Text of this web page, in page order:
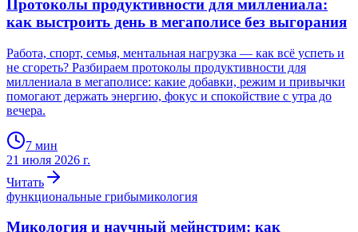
Протоколы продуктивности для миллениала:
как выстроить день в мегаполисе без выгорания
Работа, спорт, семья, ментальная нагрузка — как всё успеть и
не сгореть? Разбираем протоколы продуктивности для
миллениала в мегаполисе: какие добавки, режим и привычки
помогают держать энергию, фокус и спокойствие с утра до
вечера.
7 мин
21 июля 2026 г.
Читать
функциональные грибымикология
Микология и научный мейнстрим: как